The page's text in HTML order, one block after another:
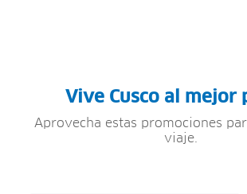
Vive Cusco al mejor
Aprovecha estas promociones
viaje.